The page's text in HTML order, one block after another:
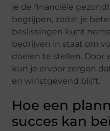
je de financiële
begrijpen, zodat je
beslissingen kunt
bedrijven in staat om
doelen te stellen. Door
kun je ervoor zorgen
en winstgevend blijft.
Hoe een
succes kan